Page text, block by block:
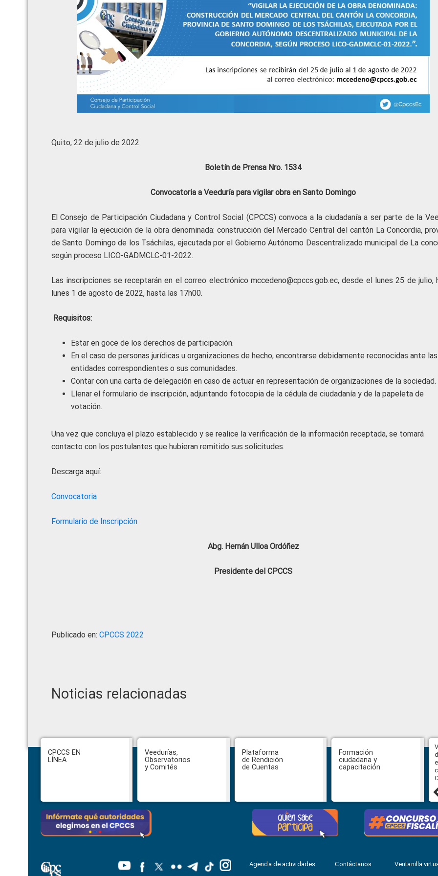
Quito, 22 de julio de 2022
Boletín de Prensa Nro. 1534
Convocatoria aVeeduría para vigilar obra en Santo Domingo
El Consejo de Participación Ciudadana y Control Social (CPCCS) convoca a la ciudadanía a ser parte de la
para vigilar la ejecución de la obra denominada: construcción del Mercado Central del cantón La Concordia,
de Santo Domingo de los Tsáchilas, ejecutada por el Gobierno Autónomo Descentralizado municipal de La
según proceso LICO-GADMCLC-01-2022.
Las inscripciones se receptarán en el correo electrónico mccedeno@cpccs.gob.ec, desde el lunes 25 de julio,
lunes 1 de agosto de 2022, hasta las 17h00.
Requisitos:
Estar en goce de los derechos de participación.
En el caso de personas jurídicas u organizaciones de hecho, encontrarse debidamente reconocidas ante las
entidades correspondientes o sus comunidades.
Contar con una carta de delegación en caso de actuar en representación de organizaciones de la sociedad.
Llenar el formulario de inscripción, adjuntando fotocopia de la cédula de ciudadanía y de la papeleta de
votación.
Una vez que concluya el plazo establecido y se realice la verificación de la información receptada, se tomará
contacto con los postulantes que hubieran remitido sus solicitudes.
Descarga aquí:
Convocatoria
Formulario de Inscripción
Abg. Hernán Ulloa Ordóñez
Presidente del CPCCS
Publicado en: CPCCS 2022
Noticias relacionadas
Footer
CPCCS EN
LÍNEA
Veedurías,
Observatorios
y Comités
Plataforma
de Rendición
de Cuentas
Formación
ciudadana y
capacitación
Abiertas impugnaciones a los
delegados de la Función Judicial a
la Comisión Ciudadana de
Selección para la designación de
Agenda de actividades Contáctanos Ventanilla